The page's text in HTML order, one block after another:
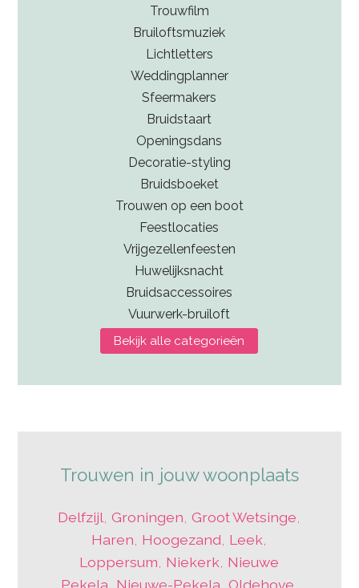
Trouwfilm
Bruiloftsmuziek
Lichtletters
Weddingplanner
Sfeermakers
Bruidstaart
Openingsdans
Decoratie-styling
Bruidsboeket
Trouwen op een boot
Feestlocaties
Vrijgezellenfeesten
Huwelijksnacht
Bruidsaccessoires
Vuurwerk-bruiloft
Bekijk alle categorieën
Trouwen in jouw woonplaats
Delfzijl ,Groningen ,Groot Wetsinge
Haren Hoogezand Leek
Loppersum Niekerk Nieuwe
Pekela Nieuwe-Pekela Oldehove